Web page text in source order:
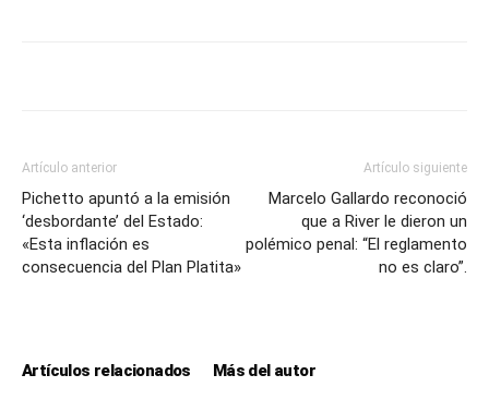
Artículo anterior
Pichetto apuntó a la emisión
‘desbordante’ del Estado:
«Esta inflación es
consecuencia del Plan Platita»
Artículo siguiente
Marcelo Gallardo reconoció
que a River le dieron un
polémico penal: “El reglamento
no es claro”.
Artículos relacionados Más del autor